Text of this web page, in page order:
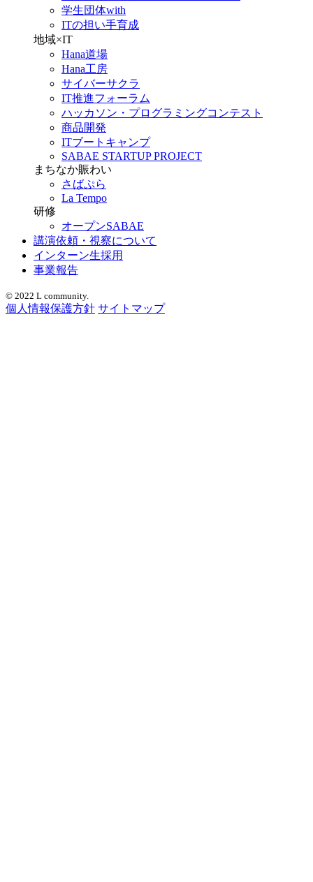
学生団体with
ITの担い手育成
地域×IT
Hana道場
Hana工房
サイバーサクラ
IT推進フォーラム
ハッカソン・プログラミングコンテスト
商品開発
ITブートキャンプ
SABAE STARTUP PROJECT
まちなか賑わい
さばぷら
La Tempo
研修
オープンSABAE
講演依頼・視察について
インターン生採用
事業報告
© 2022 L community.
個人情報保護方針 サイトマップ